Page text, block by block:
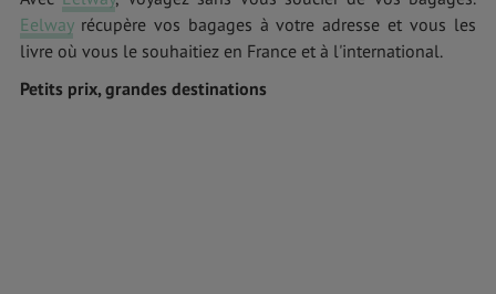
Eelwayrécupère vos bagages à votre adresse et vous les
livre où vous le souhaitiez en France et à l'international.
Petits prix, grandes destinations